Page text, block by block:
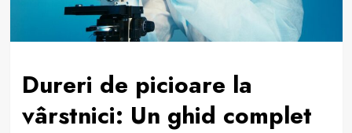
Dureri de picioare la
vârstnici: Un ghid complet